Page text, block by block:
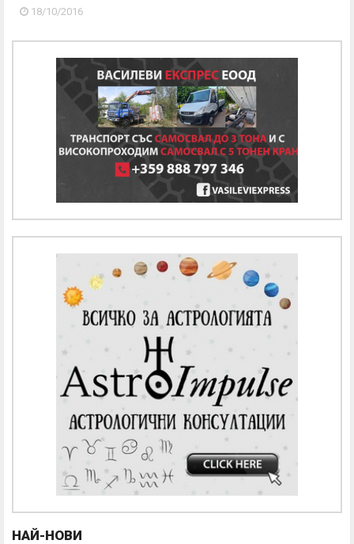
18/10/2016
НАЙ-НОВИ